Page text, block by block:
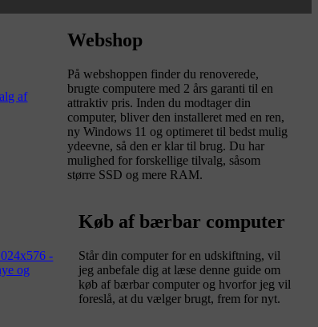
Webshop
På webshoppen finder du renoverede,
brugte computere med 2 års garanti til en
attraktiv pris. Inden du modtager din
computer, bliver den installeret med en ren,
ny Windows 11 og optimeret til bedst mulig
ydeevne, så den er klar til brug. Du har
mulighed for forskellige tilvalg, såsom
større SSD og mere RAM.
Køb af bærbar computer
Står din computer for en udskiftning, vil
jeg anbefale dig at læse denne guide om
køb af bærbar computer og hvorfor jeg vil
foreslå, at du vælger brugt, frem for nyt.